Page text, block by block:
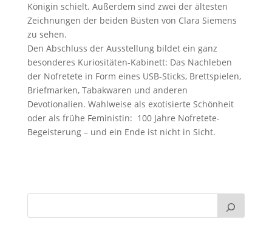
Königin schielt. Außerdem sind zwei der ältesten
Zeichnungen der beiden Büsten von Clara Siemens
zu sehen.
Den Abschluss der Ausstellung bildet ein ganz
besonderes Kuriositäten-Kabinett: Das Nachleben
der Nofretete in Form eines USB-Sticks, Brettspielen,
Briefmarken, Tabakwaren und anderen
Devotionalien. Wahlweise als exotisierte Schönheit
oder als frühe Feministin: 100 Jahre Nofretete-
Begeisterung – und ein Ende ist nicht in Sicht.